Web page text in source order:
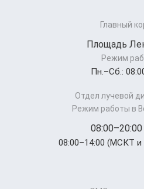
Главный
Площадь
Режим
Пн.–Cб.:
Отдел лучевой
Режим работы в
08:00–14:00 (МСКТ